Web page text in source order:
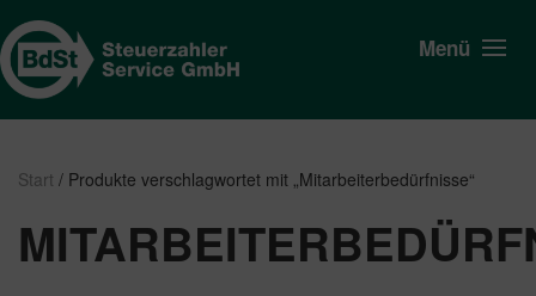
Menü
Start / Produkte verschlagwortet mit „Mitarbeiterbedürfnisse“